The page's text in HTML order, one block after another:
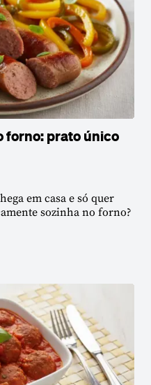
forno: prato único
em casa e só quer
sozinha no forno?